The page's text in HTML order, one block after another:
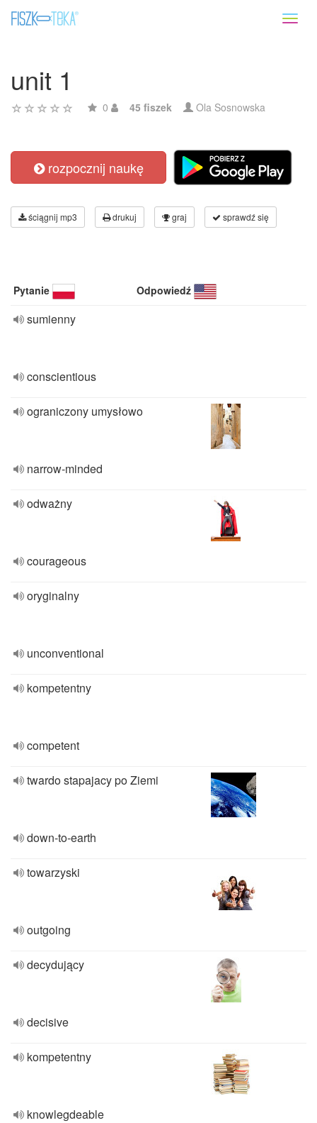
unit 1
0 45 fiszek Ola Sosnowska
rozpocznij naukę
ściągnij mp3 drukuj graj sprawdź się
Pytanie Odpowiedź
sumienny
conscientious
ograniczony umysłowo
narrow-minded
odważny
courageous
oryginalny
unconventional
kompetentny
competent
twardo stapajacy po Ziemi
down-to-earth
towarzyski
outgoing
decydujący
decisive
kompetentny
knowlegdeable